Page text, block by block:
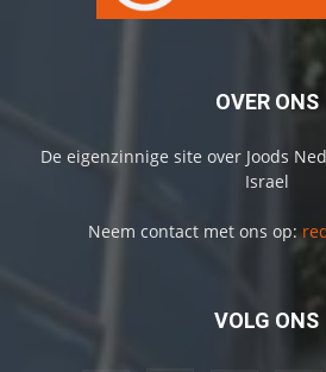
OVER ONS
De eigenzinnige site over Joods
Israel
Neem contact met ons op:
VOLG ONS